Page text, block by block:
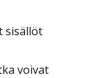
sisällöt
voivat